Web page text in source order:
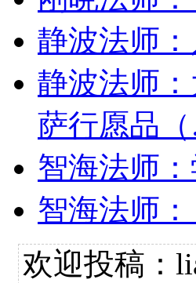
静波法师
静波法师
萨行愿品
智海法师
智海法师
欢迎投稿：